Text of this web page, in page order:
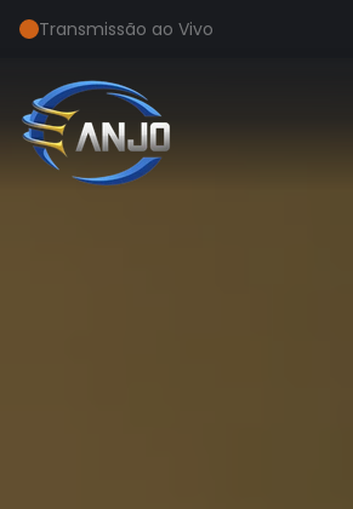
Transmissão ao Vivo